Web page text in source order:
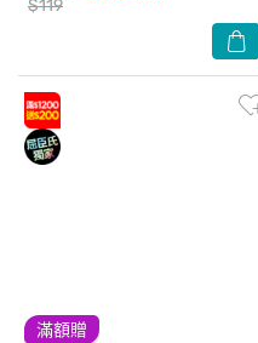
$119
滿額贈